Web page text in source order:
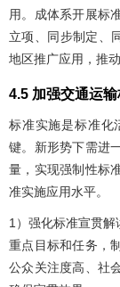
用。成体系开展标
立项、同步制定、
地区推广应用，推
4.5 加强交通运
标准实施是标准化
键。新形势下需进
量，实现强制性标
准实施应用水平。
1）强化标准宣贯
重点目标和任务，
公众关注度高、社